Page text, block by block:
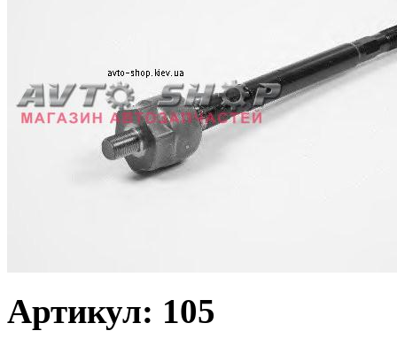
Артикул: 105